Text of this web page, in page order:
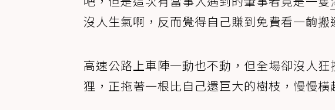
沒人生氣啊，反而覺得自己賺到免費看一齣搬
高速公路上車陣一動也不動，但全場卻沒人
狸，正拖著一根比自己還巨大的樹枝，慢慢橫